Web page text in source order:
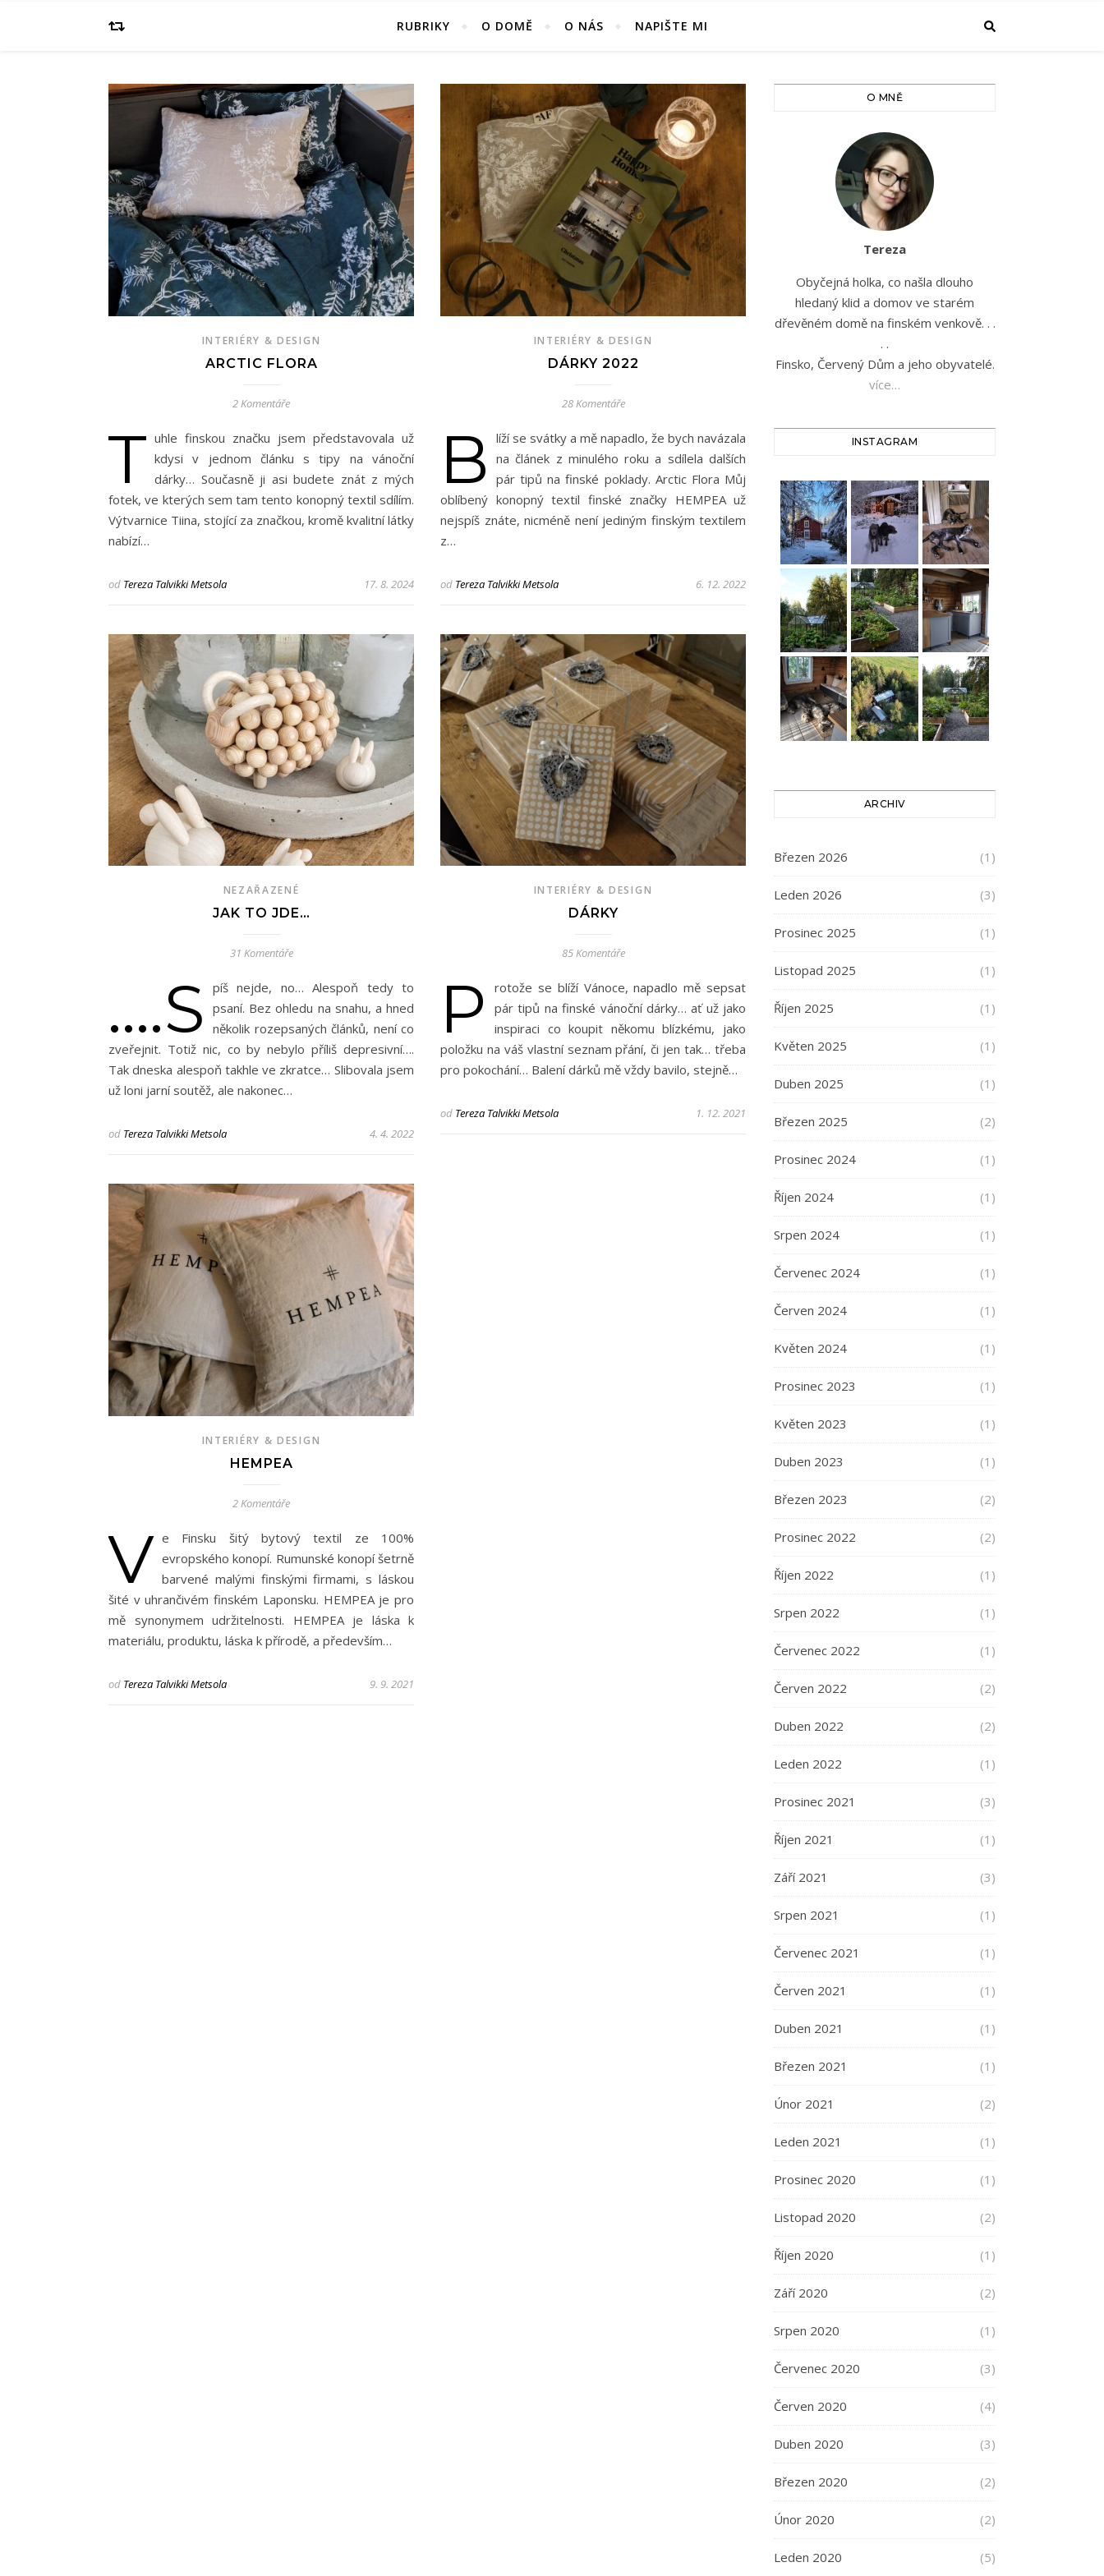
RUBRIKY O DOMĚ O NÁS NAPIŠTE MI
INTERIÉRY & DESIGN
ARCTIC FLORA
2 Komentáře
T uhle finskou značku jsem představovala už
kdysi v jednom článku s tipy na vánoční
dárky… Současně ji asi budete znát z mých
fotek, ve kterých sem tam tento konopný textil sdílím.
Výtvarnice Tiina, stojící za značkou, kromě kvalitní látky
nabízí…
od Tereza Talvikki Metsola 17. 8. 2024
INTERIÉRY & DESIGN
DÁRKY 2022
28 Komentáře
B
líží se svátky a mě napadlo, že bych navázala
na článek z minulého roku a sdílela dalších
pár tipů na finské poklady. Arctic Flora Můj
oblíbený konopný textil finské značky HEMPEA už
nejspíš znáte, nicméně není jediným finským textilem
z…
od Tereza Talvikki Metsola 6. 12. 2022
NEZAŘAZENÉ
JAK TO JDE…
31 Komentáře
….s
píš nejde, no… Alespoň tedy to
psaní. Bez ohledu na snahu, a hned
několik rozepsaných článků, není co
zveřejnit. Totiž nic, co by nebylo příliš depresivní….
Tak dneska alespoň takhle ve zkratce… Slibovala jsem
už loni jarní soutěž, ale nakonec…
od Tereza Talvikki Metsola 4. 4. 2022
INTERIÉRY & DESIGN
DÁRKY
85 Komentáře
P
rotože se blíží Vánoce, napadlo mě sepsat
pár tipů na finské vánoční dárky… ať už jako
inspiraci co koupit někomu blízkému, jako
položku na váš vlastní seznam přání, či jen tak… třeba
pro pokochání… Balení dárků mě vždy bavilo, stejně…
od Tereza Talvikki Metsola 1. 12. 2021
INTERIÉRY & DESIGN
HEMPEA
2 Komentáře
V e Finsku šitý bytový textil ze 100%
evropského konopí. Rumunské konopí šetrně
barvené malými finskými firmami, s láskou
šité v uhrančivém finském Laponsku. HEMPEA je pro
mě synonymem udržitelnosti. HEMPEA je láska k
materiálu, produktu, láska k přírodě, a především…
od Tereza Talvikki Metsola 9. 9. 2021
O MNĚ
Tereza
Obyčejná holka, co našla dlouho
hledaný klid a domov ve starém
dřevěném domě na finském venkově. . .
. .
Finsko, Červený Dům a jeho obyvatelé.
více…
INSTAGRAM
ARCHIV
Březen 2026 (1)
Leden 2026 (3)
Prosinec 2025 (1)
Listopad 2025 (1)
Říjen 2025 (1)
Květen 2025 (1)
Duben 2025 (1)
Březen 2025 (2)
Prosinec 2024 (1)
Říjen 2024 (1)
Srpen 2024 (1)
Červenec 2024 (1)
Červen 2024 (1)
Květen 2024 (1)
Prosinec 2023 (1)
Květen 2023 (1)
Duben 2023 (1)
Březen 2023 (2)
Prosinec 2022 (2)
Říjen 2022 (1)
Srpen 2022 (1)
Červenec 2022 (1)
Červen 2022 (2)
Duben 2022 (2)
Leden 2022 (1)
Prosinec 2021 (3)
Říjen 2021 (1)
Září 2021 (3)
Srpen 2021 (1)
Červenec 2021 (1)
Červen 2021 (1)
Duben 2021 (1)
Březen 2021 (1)
Únor 2021 (2)
Leden 2021 (1)
Prosinec 2020 (1)
Listopad 2020 (2)
Říjen 2020 (1)
Září 2020 (2)
Srpen 2020 (1)
Červenec 2020 (3)
Červen 2020 (4)
Duben 2020 (3)
Březen 2020 (2)
Únor 2020 (2)
Leden 2020 (5)